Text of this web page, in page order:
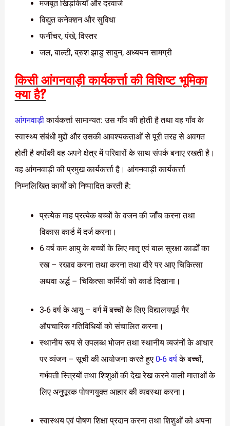
मजबूत खिड़कियाँ और दरवाजे
विद्युत कनेक्शन और सुविधा
फर्नीचर, पंखे, विस्तर
जल, बाल्टी, ब्रुश झाडु साबुन, अध्ययन सामग्री
किसी आंगनवाड़ी कार्यकर्त्ता की विशिष्ट भूमिका
क्या है?
आंगनवाड़ीकार्यकर्त्ता सामान्यत: उस गाँव की होती है तथा वह गाँव के
स्वास्थ्य संबंधी मुद्दों और उसकी आवश्यकताओं से पूरी तरह से अवगत
होती है क्योंकी वह अपने क्षेत्र में परिवारों के साथ संपर्क बनाए रखती है।
वह आंगनवाड़ी की प्रमुख कार्यकर्त्ता है। आंगनवाड़ी कार्यकर्त्ता
निम्नलिखित कार्यों को निष्पादित करती है:
प्रत्येक माह प्रत्येक बच्चों के वजन की जाँच करना तथा
विकास कार्ड में दर्ज करना।
6 वर्ष कम आयु के बच्चों के लिए मातृ एवं बाल सुरक्षा कार्डों का
रख – रखाव करना तथा करना तथा दौरे पर आए चिकित्सा
अथवा अर्द्ध – चिकित्सा कर्मियों को कार्ड दिखाना।
3-6 वर्ष के आयु – वर्ग में बच्चों के लिए विद्यालयपूर्व गैर
औपचारिक गतिविधियों को संचालित करना।
स्थानीय रूप से उपलब्ध भोजन तथा स्थानीय व्यजंनों के आधार
पर व्यंजन – सूची की आयोजना करते हुए 0-6 वर्षके बच्चों,
गर्भवती स्त्रियों तथा शिशुओं की देख रेख करने वाली माताओं के
लिए अनुपूरक पोषणयुक्त आहार की व्यवस्था करना।
स्वास्थय एवं पोषण शिक्षा प्रदान करना तथा शिशुओं को अपना